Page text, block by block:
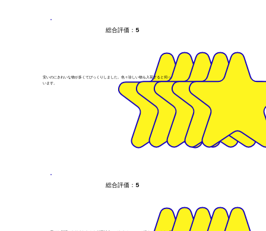
総合評価：5
安いのにきれいな物が多くてびっくりしました。色々珍しい物も入荷すると伺ったのでまたぜひ利用したいと思
います。
総合評価：5